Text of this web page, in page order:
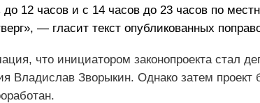
до 12 часов и с 14 часов до 23 часов по
— гласит текст опубликованных
что инициатором законопроекта стал
Владислав Зворыкин. Однако затем проект